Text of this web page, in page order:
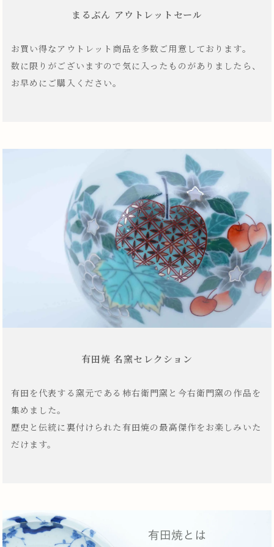
まるぶん アウトレットセール
お買い得なアウトレット商品を多数ご用意しております。
数に限りがございますので気に入ったものがありましたら、
お早めにご購入ください。
有田焼 名窯セレクション
有田を代表する窯元である柿右衛門窯と今右衛門窯の作品を
集めました。
歴史と伝統に裏付けられた有田焼の最高傑作をお楽しみいた
だけます。